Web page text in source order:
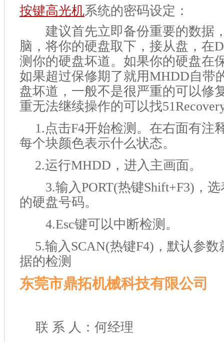
按键高光机系统的密码设定：
建议首先立即备份重要的数据
脑，将你的硬盘取下，接从盘，在
测你的硬盘坏道。如果你的硬盘在
如果超过保修期了就用MHDD自带
盘坏道，一般不是很严重的可以修
重无法继续操作的可以找
1.点击F4开始检测。在右面有注
每个块颜色表示什么状态。
2.运行MHDD，进入主画面。
3.输入PORT(热键Shift+F3)，选
的硬盘号码。
4.Esc键可以中断检测。
5.输入SCAN(热键F4)，默认参
据的检测
东莞市鼎拓机械科技有限公司
联 系 人：何经理